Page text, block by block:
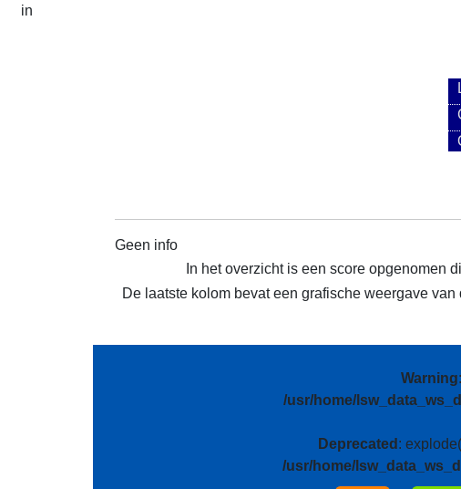
in
Geen info
In het overzicht is een score opgenomen
De laatste kolom bevat een grafische weergave
Warning
/usr/home/
Deprecated :
/usr/home/